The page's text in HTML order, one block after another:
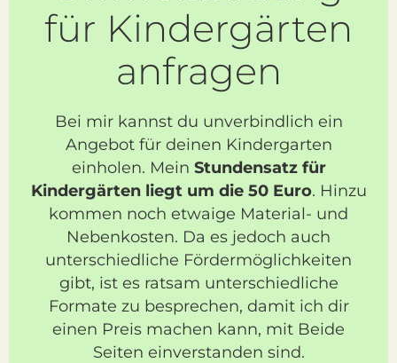
für Kindergärten
anfragen
Bei mir kannst du unverbindlich ein
Angebot für deinen Kindergarten
einholen. Mein Stundensatz für
Kindergärten liegt um die 50 Euro. Hinzu
kommen noch etwaige Material- und
Nebenkosten. Da es jedoch auch
unterschiedliche Fördermöglichkeiten
gibt, ist es ratsam unterschiedliche
Formate zu besprechen, damit ich dir
einen Preis machen kann, mit Beide
Seiten einverstanden sind.